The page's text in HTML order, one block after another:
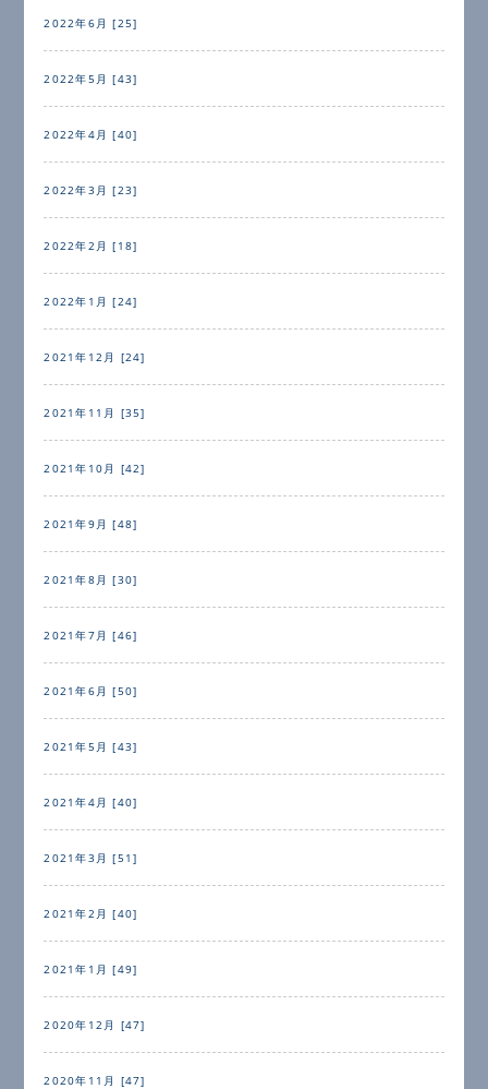
2022年6月 [25]
2022年5月 [43]
2022年4月 [40]
2022年3月 [23]
2022年2月 [18]
2022年1月 [24]
2021年12月 [24]
2021年11月 [35]
2021年10月 [42]
2021年9月 [48]
2021年8月 [30]
2021年7月 [46]
2021年6月 [50]
2021年5月 [43]
2021年4月 [40]
2021年3月 [51]
2021年2月 [40]
2021年1月 [49]
2020年12月 [47]
2020年11月 [47]